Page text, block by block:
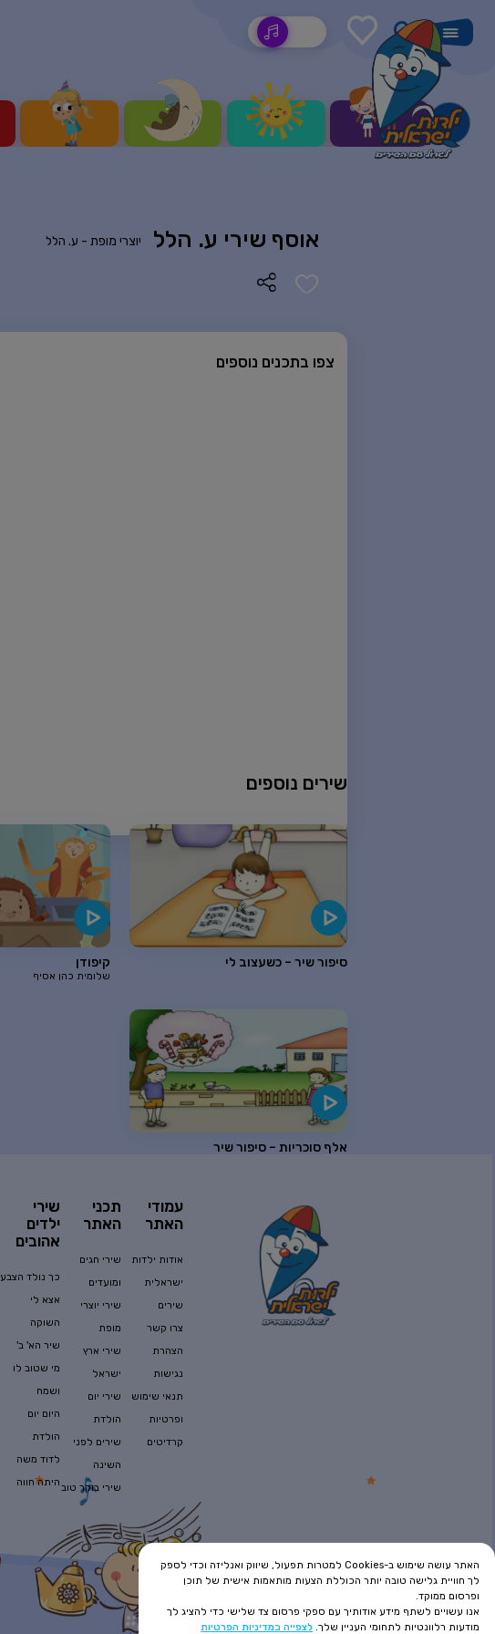
שירים
אוסף שירי ע. הלל יוצרי מופת - ע. הלל
צפו בתכנים נוספים
שירים נוספים
סיפור שיר – כשעצוב לי קיפודן
שלומית כהן אסיף
אלף סוכריות – סיפור שיר
עמודי
האתר
אודות ילדות
ישראלית
שירים
צרו קשר
הצהרת
נגישות
תנאי שימוש
ופרטיות
קרדיטים
תכני
האתר
שירי חגים
ומועדים
שירי יוצרי
מופת
שירי ארץ
ישראל
שירי יום
הולדת
שירים לפני
השינה
שירי בוקר טוב
שירי
ילדים
אהובים
כך נולד הצבע
אצא לי
השוקה
שיר הא' ב'
מי שטוב לו
ושמח
היום יום
הולדת
לדוד משה
היתה חווה
האתר עושה שימוש ב-Cookies למטרות תפעול, שיווק ואנליזה וכדי לספק
לך חוויית גלישה טובה יותר הכוללת הצעות מותאמות אישית של תוכן
ופרסום ממוקד.
אנו עשויים לשתף מידע אודותיך עם ספקי פרסום צד שלישי כדי להציג לך
מודעות רלוונטיות לתחומי העניין שלך. לצפייה במדיניות הפרטיות